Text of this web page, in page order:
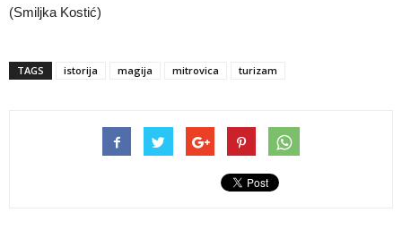
(Smiljka Kostić)
TAGS istorija magija mitrovica turizam